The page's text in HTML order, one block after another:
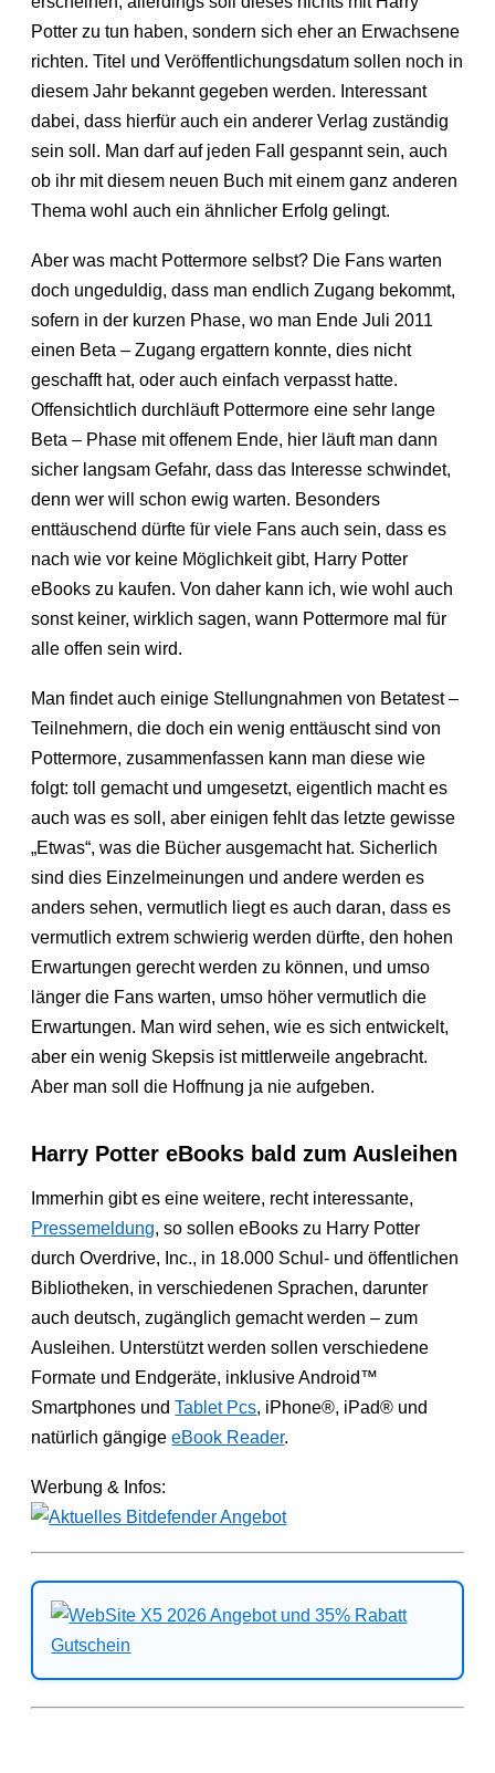
Potter zu tun haben, sondern sich eher an Erwachsene
richten. Titel und Veröffentlichungsdatum sollen noch in
diesem Jahr bekannt gegeben werden. Interessant
dabei, dass hierfür auch ein anderer Verlag zuständig
sein soll. Man darf auf jeden Fall gespannt sein, auch
ob ihr mit diesem neuen Buch mit einem ganz anderen
Thema wohl auch ein ähnlicher Erfolg gelingt.
Aber was macht Pottermore selbst? Die Fans warten
doch ungeduldig, dass man endlich Zugang bekommt,
sofern in der kurzen Phase, wo man Ende Juli 2011
einen Beta – Zugang ergattern konnte, dies nicht
geschafft hat, oder auch einfach verpasst hatte.
Offensichtlich durchläuft Pottermore eine sehr lange
Beta – Phase mit offenem Ende, hier läuft man dann
sicher langsam Gefahr, dass das Interesse schwindet,
denn wer will schon ewig warten. Besonders
enttäuschend dürfte für viele Fans auch sein, dass es
nach wie vor keine Möglichkeit gibt, Harry Potter
eBooks zu kaufen. Von daher kann ich, wie wohl auch
sonst keiner, wirklich sagen, wann Pottermore mal für
alle offen sein wird.
Man findet auch einige Stellungnahmen von Betatest –
Teilnehmern, die doch ein wenig enttäuscht sind von
Pottermore, zusammenfassen kann man diese wie
folgt: toll gemacht und umgesetzt, eigentlich macht es
auch was es soll, aber einigen fehlt das letzte gewisse
„Etwas“, was die Bücher ausgemacht hat. Sicherlich
sind dies Einzelmeinungen und andere werden es
anders sehen, vermutlich liegt es auch daran, dass es
vermutlich extrem schwierig werden dürfte, den hohen
Erwartungen gerecht werden zu können, und umso
länger die Fans warten, umso höher vermutlich die
Erwartungen. Man wird sehen, wie es sich entwickelt,
aber ein wenig Skepsis ist mittlerweile angebracht.
Aber man soll die Hoffnung ja nie aufgeben.
Harry Potter eBooks bald zum Ausleihen
Immerhin gibt es eine weitere, recht interessante,
Pressemeldung, so sollen eBooks zu Harry Potter
durch Overdrive, Inc., in 18.000 Schul- und öffentlichen
Bibliotheken, in verschiedenen Sprachen, darunter
auch deutsch, zugänglich gemacht werden – zum
Ausleihen. Unterstützt werden sollen verschiedene
Formate und Endgeräte, inklusive Android™
Smartphones undTablet Pcs, iPhone®, iPad® und
natürlich gängigeeBook Reader.
Werbung & Infos: